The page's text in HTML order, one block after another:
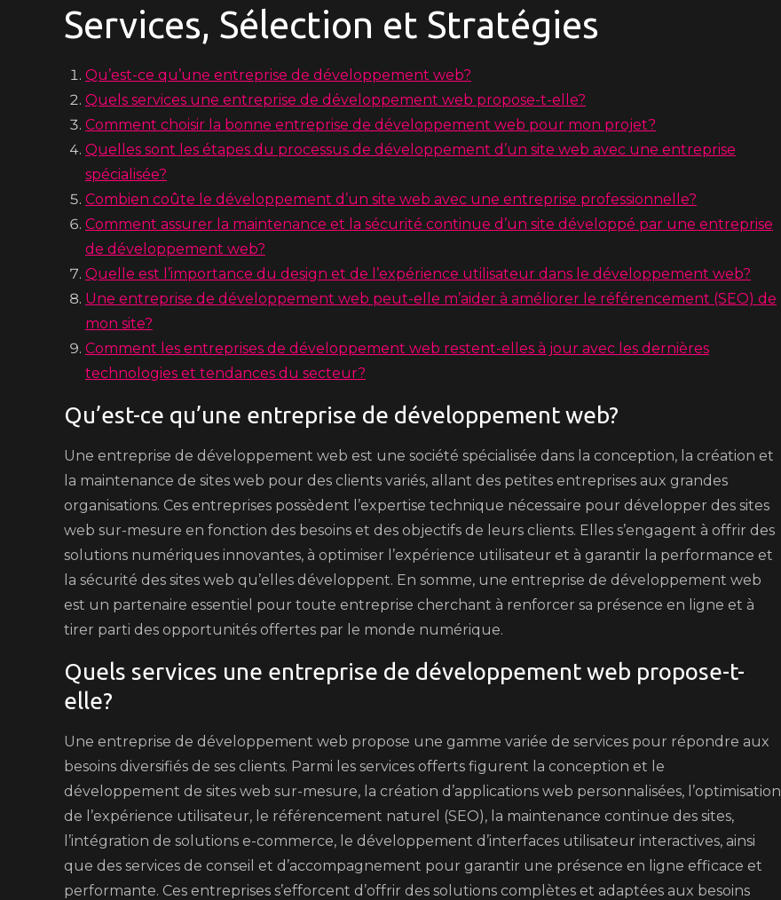
Services, Sélection et Stratégies
Qu’est-ce qu’une entreprise de développement web?
Quels services une entreprise de développement web propose-t-elle?
Comment choisir la bonne entreprise de développement web pour mon projet?
Quelles sont les étapes du processus de développement d’un site web avec une entreprise
spécialisée?
Combien coûte le développement d’un site web avec une entreprise professionnelle?
Comment assurer la maintenance et la sécurité continue d’un site développé par une entreprise
de développement web?
Quelle est l’importance du design et de l’expérience utilisateur dans le développement web?
Une entreprise de développement web peut-elle m’aider à améliorer le référencement (SEO) de
mon site?
Comment les entreprises de développement web restent-elles à jour avec les dernières
technologies et tendances du secteur?
Qu’est-ce qu’une entreprise de développement web?
Une entreprise de développement web est une société spécialisée dans la conception, la création et
la maintenance de sites web pour des clients variés, allant des petites entreprises aux grandes
organisations. Ces entreprises possèdent l’expertise technique nécessaire pour développer des sites
web sur-mesure en fonction des besoins et des objectifs de leurs clients. Elles s’engagent à offrir des
solutions numériques innovantes, à optimiser l’expérience utilisateur et à garantir la performance et
la sécurité des sites web qu’elles développent. En somme, une entreprise de développement web
est un partenaire essentiel pour toute entreprise cherchant à renforcer sa présence en ligne et à
tirer parti des opportunités offertes par le monde numérique.
Quels services une entreprise de développement web propose-t-
elle?
Une entreprise de développement web propose une gamme variée de services pour répondre aux
besoins diversifiés de ses clients. Parmi les services offerts figurent la conception et le
développement de sites web sur-mesure, la création d’applications web personnalisées, l’optimisation
de l’expérience utilisateur, le référencement naturel (SEO), la maintenance continue des sites,
l’intégration de solutions e-commerce, le développement d’interfaces utilisateur interactives, ainsi
que des services de conseil et d’accompagnement pour garantir une présence en ligne efficace et
performante. Ces entreprises s’efforcent d’offrir des solutions complètes et adaptées aux besoins